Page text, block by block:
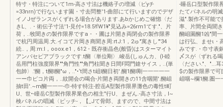
特寸・特注について1m-高さ寸法は機絡子の増減〈ピyチ
=33nrn)で行ないます園・寸去問整'1-曲部にて行いますのでデザ
イノJぜランスがくずれる場合があります.あbかじめご確惚〈だ
きL、.・術伝子寸法'1-見付=18.5!fW1¥"見込み=26rm1てす."、片
荷，..牧聞きの製作限界ですa・・圃は片開き両閉会の製作限界
で杭円周温周.大.イコて片岡き商聞き周:rtJ:1，2ゅ"寓きし'"34
続..，周:m:l，ooox.e1，612・既存衝晶色(般昏)はスターマイト
アンパセピアブラックです.t醐〈単位剛〉.峻岳(しゅんカ、(l-睦
岳用門柱強度限界""角門性""角門柱聞き日間F悶門鎗サイス，..(単
包帥〉.'醐，t醐l醐"ω，.."•‘t間さt岨l醐日初'.醐1醐l剛一一一一一
一ー巾ピコ片両，..紋開会の喝合-片開き両開きの11含咽開'.醐岨
抽t田'.~m醐一一一-巾-特す特注-腔岳A型製作限界灘色の毒性t町
U、世•-瞳岳C型製作限界業色の相主"行U、まぜん.-高さ寸法，I~
検パネルの唱滅〈ピッチ-，【_Jて骨郎、ますので、中間寸法は
-睡岳口型製作限
たてパネルの明
滋".製作不可能で
率、片間全両聞
醐岨園醐1凶"間
は行弘、ませι・
みです.・巾寸表
〆スが〈ずれる
〈ださい."、"...
$の製作限界で可
岨咽~欄1醐.圏一